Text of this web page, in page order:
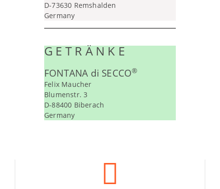
D-73630 Remshalden
Germany
G E T R Ä N K E
FONTANA di SECCO®
Felix Maucher
Blumenstr. 3
D-88400 Biberach
Germany